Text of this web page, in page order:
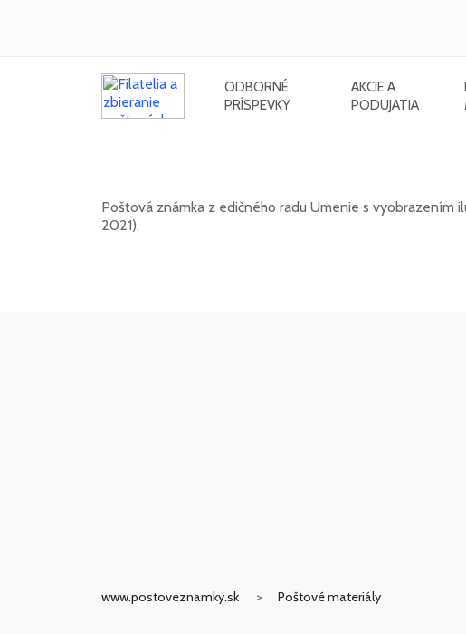
ODBORNÉ
PRÍSPEVKY
AKCIE A
PODUJATIA
Poštová známka z edičného radu Umenie s vyobrazením
2021).
www.postoveznamky.sk Poštové materiály